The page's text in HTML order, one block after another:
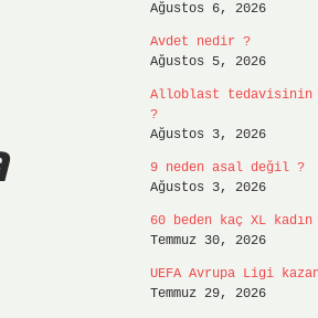
Ağustos 6, 2026
Avdet nedir ?
Ağustos 5, 2026
Alloblast tedavisinin
?
Ağustos 3, 2026
9 neden asal değil ?
Ağustos 3, 2026
60 beden kaç XL kadın
Temmuz 30, 2026
UEFA Avrupa Ligi
Temmuz 29, 2026